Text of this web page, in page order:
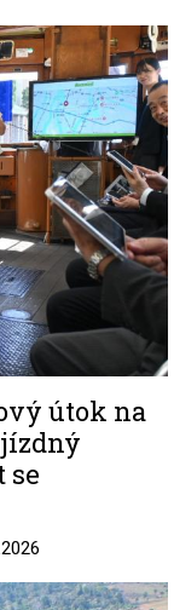
útok na
se